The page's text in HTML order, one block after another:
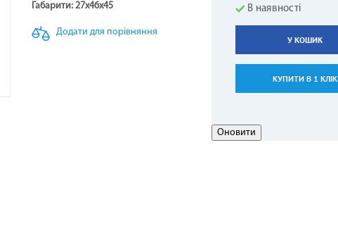
Габарити: 27х46х45
Додати для порівняння
В наявності
У КОШИК
КУПИТИ В 1 КЛІК